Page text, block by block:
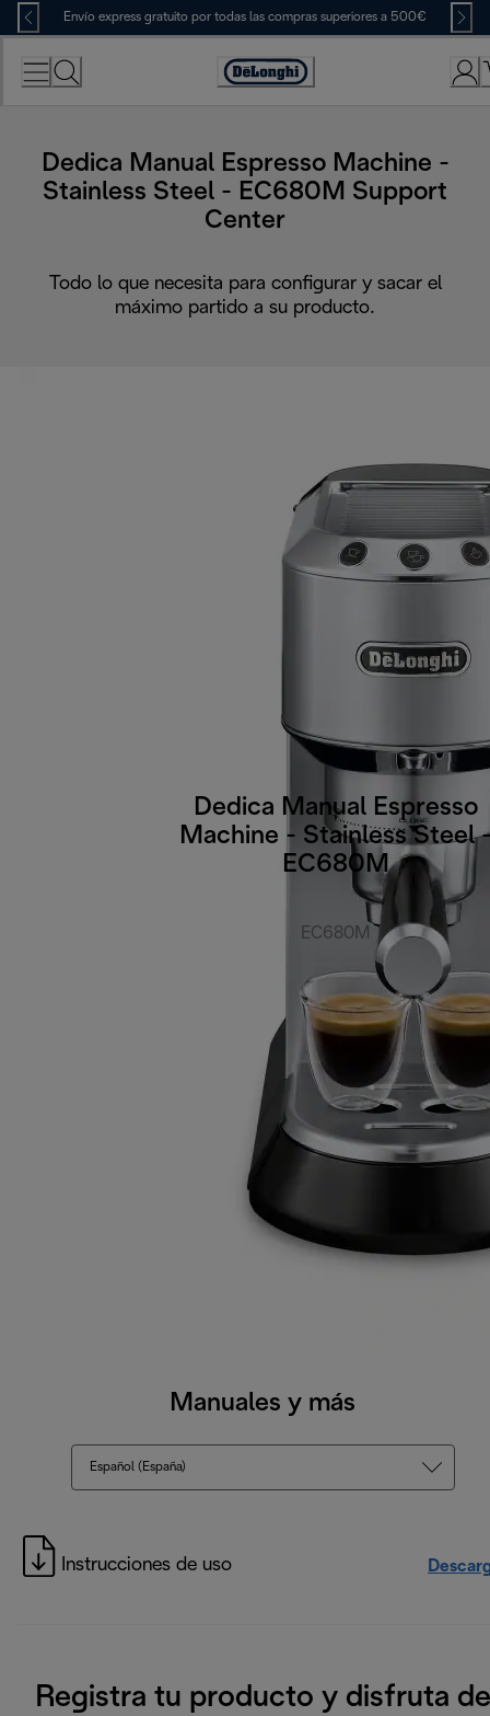
Skip
to
Content
Envío express gratuito por todas las compras superiores a 500€
Accessibility
Dedica Manual Espresso Machine -
Stainless Steel - EC680M Support
Center
Todo lo que necesita para configurar y sacar el
máximo partido a su producto.
Dedica Manual Espresso
Machine - Stainless Steel
EC680M
EC680M
Manuales y más
Español (España)
Instrucciones de uso
Registra tu producto y disfruta de